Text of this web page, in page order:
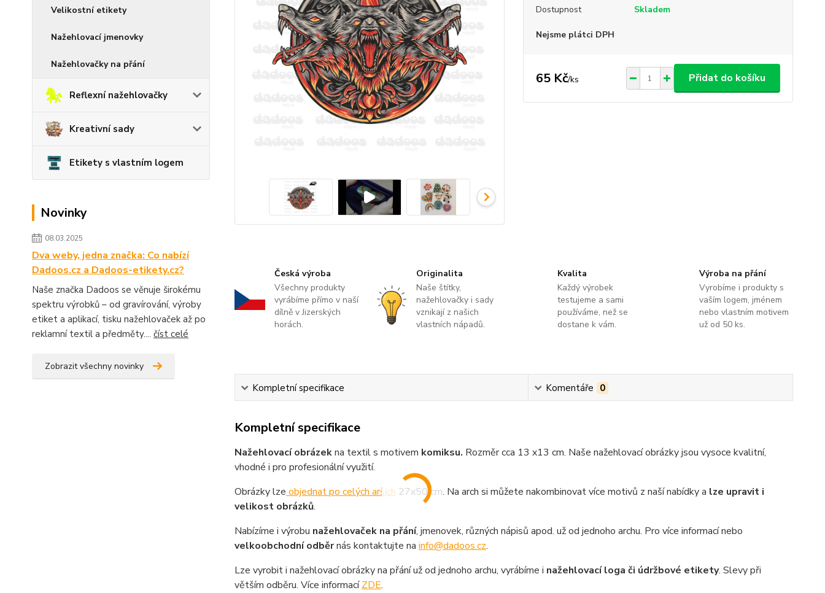
Velikostní etikety
Nažehlovací jmenovky
Nažehlovačky na přání
Reflexní nažehlovačky
Kreativní sady
Etikety s vlastním logem
Novinky
08.03.2025
Dva weby, jedna značka: Co nabízí
Dadoos.cz a Dadoos-etikety.cz?
Naše značka Dadoos se věnuje širokému
spektru výrobků – od gravírování, výroby
etiket a aplikací, tisku nažehlovaček až po
reklamní textil a předměty.... číst celé
Zobrazit všechny novinky
Dostupnost Skladem
Nejsme plátci DPH
65 Kč/ks Přidat do košíku
Česká výroba
Všechny produkty
vyrábíme přímo v naší
dílně v Jizerských
horách.
Originalita
Naše štítky,
nažehlovačky i sady
vznikají z našich
vlastních nápadů.
Kvalita
Každý výrobek
testujeme a sami
používáme, než se
dostane k vám.
Výroba na přání
Vyrobíme i produkty s
vaším logem, jménem
nebo vlastním motivem
už od 50 ks.
Kompletní specifikace Komentáře 0
Kompletní specifikace
Nažehlovací obrázekna textil s motivem komiksu. Rozměr cca 13 x13 cm. Naše nažehlovací obrázky jsou vysoce kvalitní,
vhodné i pro profesionální využití.
Obrázky lze objednat po celých arších 27x50 cm. Na arch si můžete nakombinovat více motivů z naší nabídky a lze upravit i
velikost obrázků.
Nabízíme i výrobu nažehlovaček na přání, jmenovek, různých nápisů apod. už od jednoho archu. Pro více informací nebo
velkoobchodní odběrnás kontaktujte na info@dadoos.cz.
Lze vyrobit i nažehlovací obrázky na přání už od jednoho archu, vyrábíme i nažehlovací loga či údržbové etikety. Slevy při
větším odběru. Více informacíZDE.